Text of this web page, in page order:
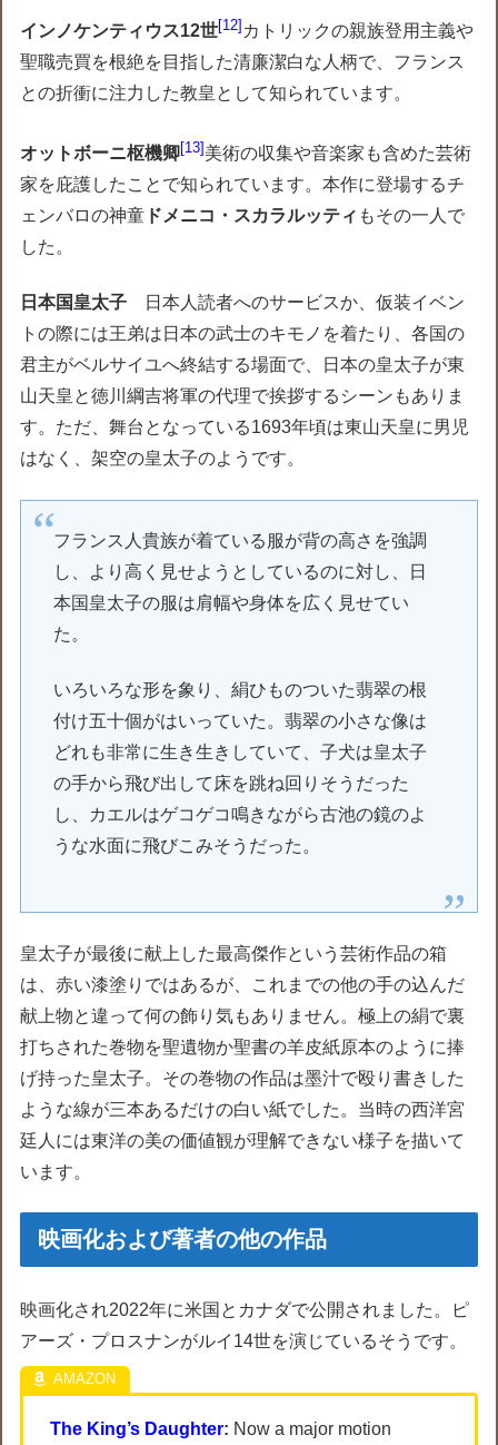
インノケンティウス12世 12 カトリックの親族登用主義や
聖職売買を根絶を目指した清廉潔白な人柄で、フランス
との折衝に注力した教皇として知られています。
オットボーニ枢機卿 13 美術の収集や音楽家も含めた芸術
家を庇護したことで知られています。本作に登場するチ
ェンバロの神童 ドメニコ・スカラルッティ もその一人で
した。
日本国皇太子
日本人読者へのサービスか、仮装イベン
トの際には王弟は日本の武士のキモノを着たり、各国の
君主がベルサイユへ終結する場面で、日本の皇太子が東
山天皇と徳川綱吉将軍の代理で挨拶するシーンもありま
す。ただ、舞台となっている1693年頃は東山天皇に男児
はなく、架空の皇太子のようです。
フランス人貴族が着ている服が背の高さを強調
し、より高く見せようとしているのに対し、日
本国皇太子の服は肩幅や身体を広く見せてい
た。
いろいろな形を象り、絹ひものついた翡翠の根
付け五十個がはいっていた。翡翠の小さな像は
どれも非常に生き生きしていて、子犬は皇太子
の手から飛び出して床を跳ね回りそうだった
し、カエルはゲコゲコ鳴きながら古池の鏡のよ
うな水面に飛びこみそうだった。
皇太子が最後に献上した最高傑作という芸術作品の箱
は、赤い漆塗りではあるが、これまでの他の手の込んだ
献上物と違って何の飾り気もありません。極上の絹で裏
打ちされた巻物を聖遺物か聖書の羊皮紙原本のように捧
げ持った皇太子。その巻物の作品は墨汁で殴り書きした
ような線が三本あるだけの白い紙でした。当時の西洋宮
廷人には東洋の美の価値観が理解できない様子を描いて
います。
映画化および著者の他の作品
映画化され2022年に米国とカナダで公開されました。ピ
アーズ・プロスナンがルイ14世を演じているそうです。
The King’s Daughter: Now a major motion